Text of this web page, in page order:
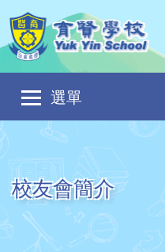
移至主內容
選單
Main
navigation
校友會簡介